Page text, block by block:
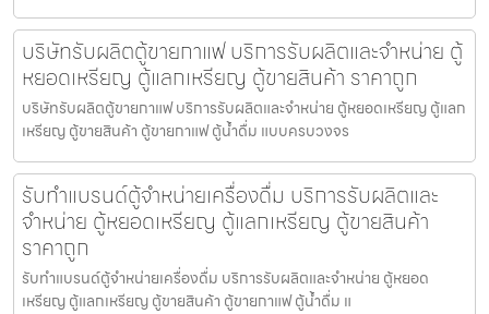
บริษัทรับผลิตตู้ขายกาแฟ บริการรับผลิตและจำหน่าย ตู้
หยอดเหรียญ ตู้แลกเหรียญ ตู้ขายสินค้า ราคาถูก
บริษัทรับผลิตตู้ขายกาแฟ บริการรับผลิตและจำหน่าย ตู้หยอดเหรียญ ตู้แลก
เหรียญ ตู้ขายสินค้า ตู้ขายกาแฟ ตู้น้ำดื่ม แบบครบวงจร
รับทำแบรนด์ตู้จำหน่ายเครื่องดื่ม บริการรับผลิตและ
จำหน่าย ตู้หยอดเหรียญ ตู้แลกเหรียญ ตู้ขายสินค้า
ราคาถูก
รับทำแบรนด์ตู้จำหน่ายเครื่องดื่ม บริการรับผลิตและจำหน่าย ตู้หยอด
เหรียญ ตู้แลกเหรียญ ตู้ขายสินค้า ตู้ขายกาแฟ ตู้น้ำดื่ม แ